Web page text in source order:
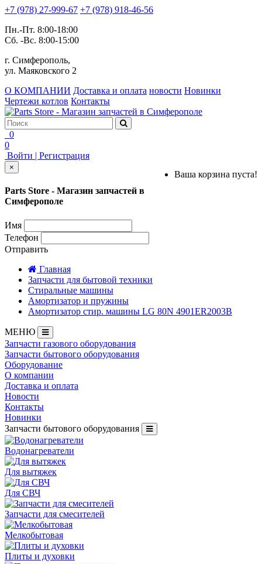
+7 (978) 27-999-67 +7 (978) 918-46-56
Пн.-Пт. 8:00-18:00
Сб. -Вс. 8:00-15:00
г. Симферополь,
ул. Маяковского 2
О КОМПАНИИ Доставка и оплата новости Новинки
Чертежи котлов Контакты
0
0
Ваша корзина пуста!
Войти | Регистрация
×
Parts Store - Магазин запчастей в
Симферополе
Имя
Телефон
Отправить
Главная
Запчасти для бытовой техники
Стиральные машины
Амортизатор и пружины
Амортизатор стир. машины LG 80N 4901ER2003B
МЕНЮ
Запчасти газового оборудования
Запчасти бытового оборудования
Оборудование
О компании
Доставка и оплата
Новости
Контакты
Новинки
Запчасти бытового оборудования
Водонагреватели
Для вытяжек
Для СВЧ
Запчасти для смесителей
Мелкобытовая
Плиты и духовки